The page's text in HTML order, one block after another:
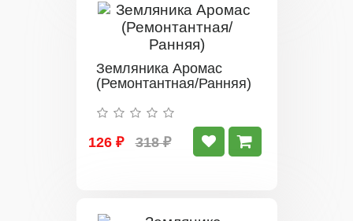
Земляника Аромас
(Ремонтантная/Ранняя)
126 ₽ 318 ₽